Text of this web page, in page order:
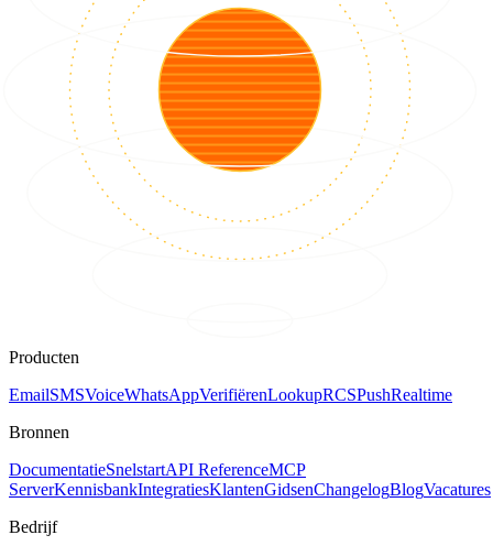
Producten
EmailSMSVoiceWhatsAppVerifiërenLookupRCSPushRealtime
Bronnen
DocumentatieSnelstartAPI ReferenceMCP
ServerKennisbankIntegratiesKlantenGidsenChangelogBlogVacatures
Bedrijf